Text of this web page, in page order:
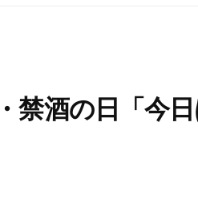
禁酒の日「今